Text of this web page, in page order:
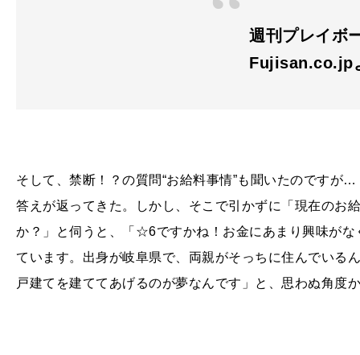
週刊プレイボ
Fujisan.co.jp
そして、禁断！？の質問“お給料事情”も聞いたのですが
答えが返ってきた。しかし、そこで引かずに「現在のお
か？」と伺うと、「 ☆6ですかね！お金にあまり興味が
ています。出身が岐阜県で、両親がそっちに住んでいる
戸建てを建ててあげるのが夢なんです」と、思わぬ角度